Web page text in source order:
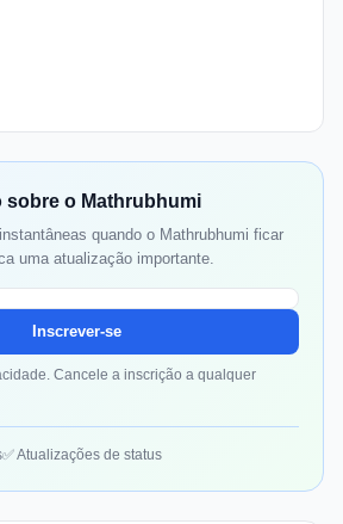
sobre o Mathrubhumi
quando o Mathrubhumi ficar
uma atualização importante.
Inscrever-se
Cancele a inscrição a qualquer
✅ Atualizações de status